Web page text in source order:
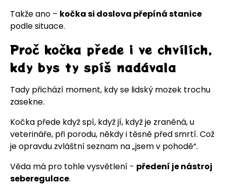
Takže ano – kočka si doslova přepíná stanice
podle situace.
Proč kočka přede i ve chvílích,
kdy bys ty spíš nadávala
Tady přichází moment, kdy se lidský mozek trochu
zasekne.
Kočka přede když spí, když jí, když je zraněná, u
veterináře, při porodu, někdy i těsně před smrtí. Což
je opravdu zvláštní seznam na „jsem v pohodě“.
Věda má pro tohle vysvětlení - předení je nástroj
seberegulace.